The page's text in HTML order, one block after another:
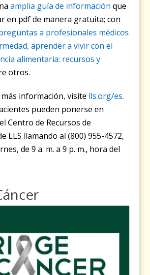
amplia guía de información que
en pdf de manera gratuita; con
a profesionales médicos
aprender a vivir con el
alimentaria: recursos y
otros.
información, visite lls.org/es.
pueden ponerse en
Centro de Recursos de
LLS llamando al (800) 955-4572,
de 9 a. m. a 9 p. m., hora del